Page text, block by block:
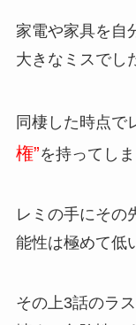
家電や家具を自
大きなミスでし
同棲した時点で
権”を持ってし
レミの手にその
能性は極めて低
その上3話のラ